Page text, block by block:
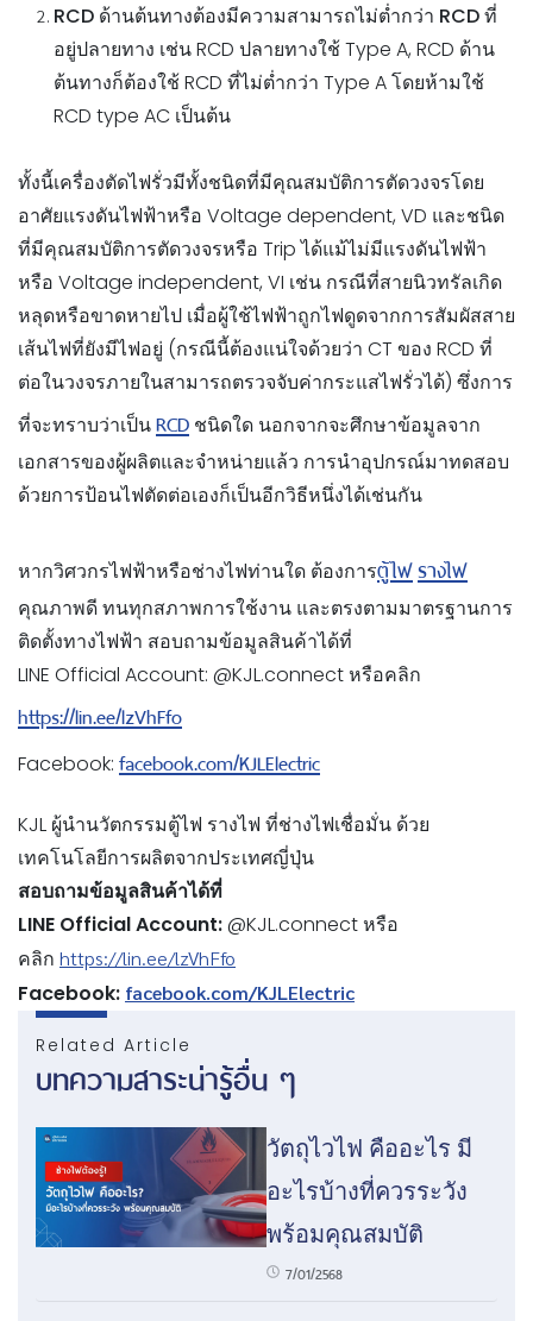
RCD ด้านต้นทางต้องมีความสามารถไม่ต่ำกว่า RCDที่
อยู่ปลายทาง เช่น RCD ปลายทางใช้ Type A, RCD ด้าน
ต้นทางก็ต้องใช้ RCD ที่ไม่ต่ำกว่า Type A โดยห้ามใช้
RCD type AC เป็นต้น
ทั้งนี้เครื่องตัดไฟรั่วมีทั้งชนิดที่มีคุณสมบัติการตัดวงจรโดย
อาศัยแรงดันไฟฟ้าหรือ Voltage dependent, VD และชนิด
ที่มีคุณสมบัติการตัดวงจรหรือ Trip ได้แม้ไม่มีแรงดันไฟฟ้า
หรือ Voltage independent, VI เช่น กรณีที่สายนิวทรัลเกิด
หลุดหรือขาดหายไป เมื่อผู้ใช้ไฟฟ้าถูกไฟดูดจากการสัมผัสสาย
เส้นไฟที่ยังมีไฟอยู่ (กรณีนี้ต้องแน่ใจด้วยว่า CT ของ RCD ที่
ต่อในวงจรภายในสามารถตรวจจับค่ากระแสไฟรั่วได้) ซึ่งการ
ที่จะทราบว่าเป็นRCD ชนิดใด นอกจากจะศึกษาข้อมูลจาก
เอกสารของผู้ผลิตและจำหน่ายแล้ว การนำอุปกรณ์มาทดสอบ
ด้วยการป้อนไฟตัดต่อเองก็เป็นอีกวิธีหนึ่งได้เช่นกัน
หากวิศวกรไฟฟ้าหรือช่างไฟท่านใด ต้องการตู้ไฟรางไฟ
คุณภาพดี ทนทุกสภาพการใช้งาน และตรงตามมาตรฐานการ
ติดตั้งทางไฟฟ้า สอบถามข้อมูลสินค้าได้ที่
LINE Official Account: @KJL.connect หรือคลิก
https://lin.ee/lzVhFfo
Facebook: facebook.com/KJLElectric
KJL ผู้นำนวัตกรรมตู้ไฟ รางไฟ ที่ช่างไฟเชื่อมั่น ด้วย
เทคโนโลยีการผลิตจากประเทศญี่ปุ่น
สอบถามข้อมูลสินค้าได้ที่
LINE Official Account:@KJL.connect หรือ
คลิก https://lin.ee/lzVhFfo
Facebook: facebook.com/KJLElectric
Related Article
บทความสาระน่ารู้อื่น ๆ
วัตถุไวไฟ คืออะไร มี
อะไรบ้างที่ควรระวัง
พร้อมคุณสมบัติ
7/01/2568